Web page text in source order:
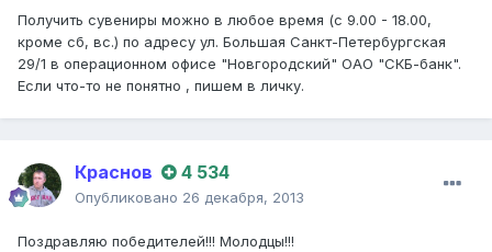
Получить сувениры можно в любое время (с 9.00 - 18.00,
кроме сб, вс.) по адресу ул. Большая Санкт-Петербургская
29/1 в операционном офисе "Новгородский" ОАО "СКБ-банк".
Если что-то не понятно , пишем в личку.
Краснов 4 534
Опубликовано 26 декабря, 2013
Поздравляю победителей!!! Молодцы!!!